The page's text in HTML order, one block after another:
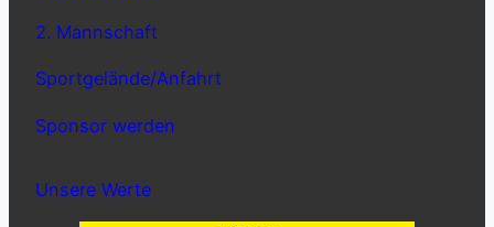
2. Mannschaft
Sportgelände/Anfahrt
Sponsor werden
Unsere Werte